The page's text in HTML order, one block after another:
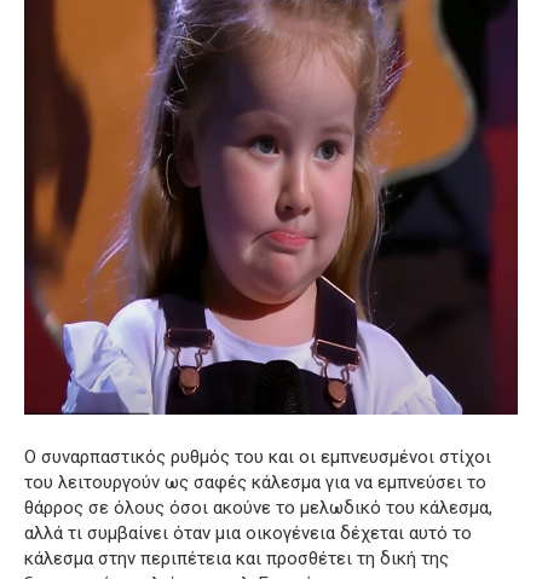
Ο συναρπαστικός ρυθμός του και οι εμπνευσμένοι στίχοι
του λειτουργούν ως σαφές κάλεσμα για να εμπνεύσει το
θάρρος σε όλους όσοι ακούνε το μελωδικό του κάλεσμα,
αλλά τι συμβαίνει όταν μια οικογένεια δέχεται αυτό το
κάλεσμα στην περιπέτεια και προσθέτει τη δική της